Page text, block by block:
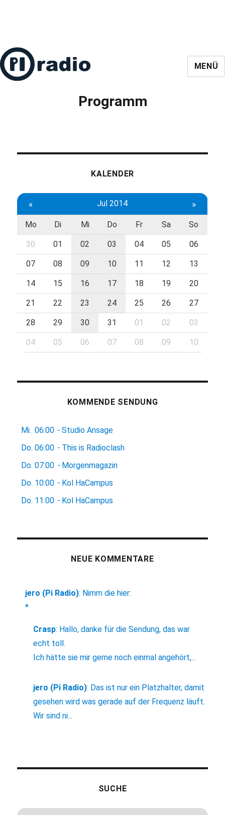
MENÜ
Programm
KALENDER
« Jul 2014 »
Mo Di Mi Do Fr Sa So
30 01 02 03 04 05 06
07 08 09 10 11 12 13
14 15 16 17 18 19 20
21 22 23 24 25 26 27
28 29 30 31 01 02 03
04 05 06 07 08 09 10
KOMMENDE SENDUNG
Mi. 06:00 - Studio Ansage
Do. 06:00 - This is Radioclash
Do. 07:00 - Morgenmagazin
Do. 10:00 - Kol HaCampus
Do. 11:00 - Kol HaCampus
NEUE KOMMENTARE
jero (Pi Radio): Nimm die hier:
*
Crasp: Hallo, danke für die Sendung, das war
echt toll.
Ich hätte sie mir gerne noch einmal angehört,...
jero (Pi Radio): Das ist nur ein Platzhalter, damit
gesehen wird was gerade auf der Frequenz läuft.
Wir sind ni...
SUCHE